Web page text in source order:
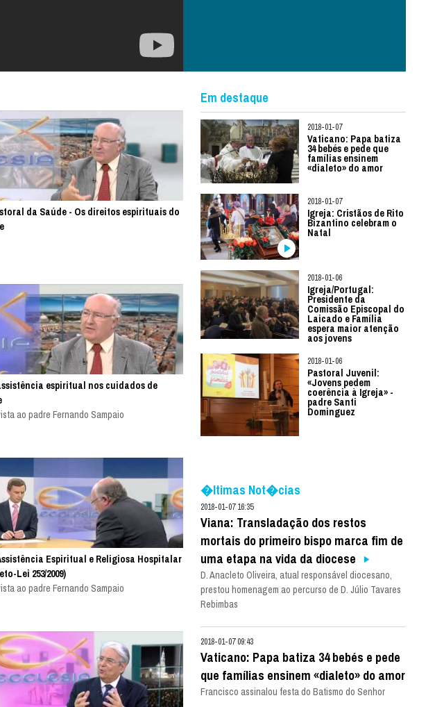
da Saúde - Os direitos espirituais do
espiritual nos cuidados de
ao padre Fernando Sampaio
Espiritual e Religiosa Hospitalar
Lei 253/2009)
ao padre Fernando Sampaio
Em destaque
2018-01-07
Vaticano: Papa batiza
34 bebés e pede que
famílias ensinem
«dialeto» do amor
2018-01-07
Igreja: Cristãos de Rito
Bizantino celebram o
Natal
2018-01-06
Igreja/Portugal:
Presidente da
Comissão Episcopal do
Laicado e Família
espera maior atenção
aos jovens
2018-01-06
Pastoral Juvenil:
«Jovens pedem
coerência à Igreja» -
padre Santi
Dominguez
�ltimas Not�cias
2018-01-07 16:35
Viana: Transladação dos restos
mortais do primeiro bispo marca fim de
uma etapa na vida da diocese
D. Anacleto Oliveira, atual responsável diocesano,
prestou homenagem ao percurso de D. Júlio Tavares
Rebimbas
2018-01-07 09:43
Vaticano: Papa batiza 34 bebés e pede
que famílias ensinem «dialeto» do amor
Francisco assinalou festa do Batismo do Senhor